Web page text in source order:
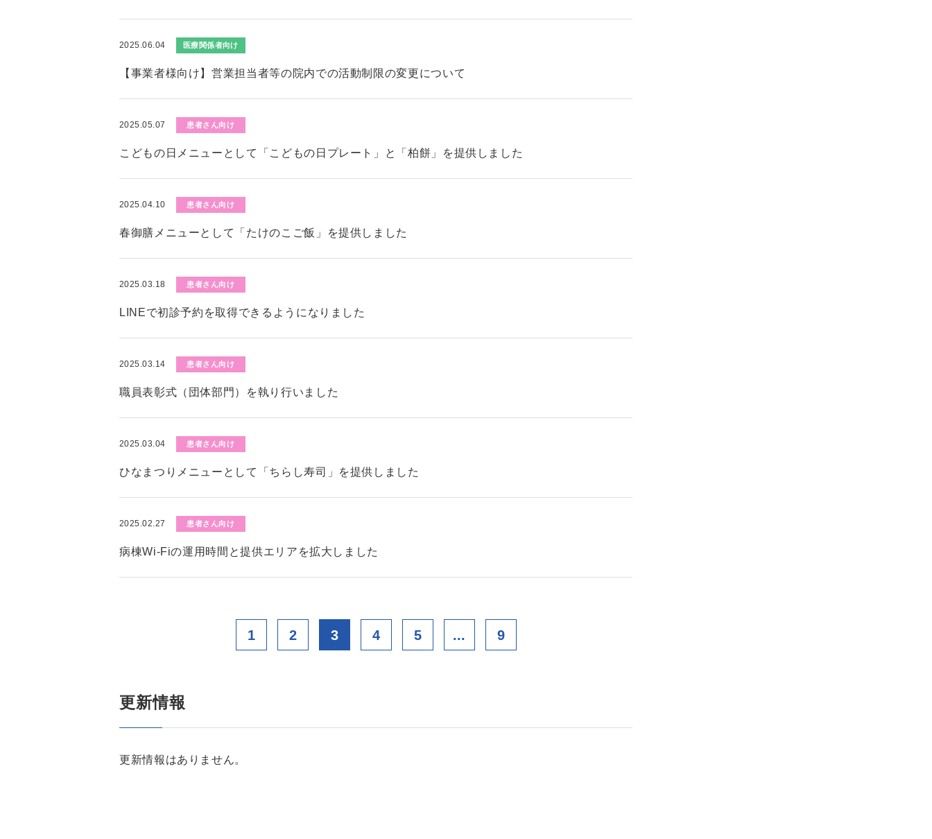
2025.06.04 医療関係者向け
【事業者様向け】営業担当者等の院内での活動制限の変更について
2025.05.07 患者さん向け
こどもの日メニューとして「こどもの日プレート」と「柏餅」を提供しました
2025.04.10 患者さん向け
春御膳メニューとして「たけのこご飯」を提供しました
2025.03.18 患者さん向け
LINEで初診予約を取得できるようになりました
2025.03.14 患者さん向け
職員表彰式（団体部門）を執り行いました
2025.03.04 患者さん向け
ひなまつりメニューとして「ちらし寿司」を提供しました
2025.02.27 患者さん向け
病棟Wi-Fiの運用時間と提供エリアを拡大しました
1 2 3 4 5 ... 9
更新情報
更新情報はありません。